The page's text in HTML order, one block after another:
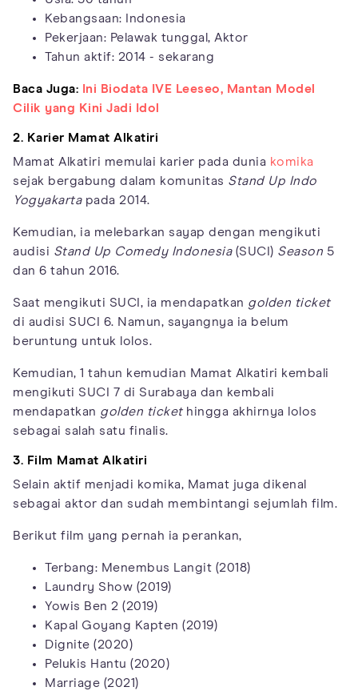
Kebangsaan: Indonesia
Pekerjaan: Pelawak tunggal, Aktor
Tahun aktif: 2014 - sekarang
Baca Juga: Ini Biodata IVE Leeseo, Mantan Model
Cilik yang Kini Jadi Idol
2. Karier Mamat Alkatiri
Mamat Alkatiri memulai karier pada dunia komika
sejak bergabung dalam komunitas Stand Up Indo
Yogyakartapada 2014.
Kemudian, ia melebarkan sayap dengan mengikuti
audisi Stand Up Comedy Indonesia(SUCI) Season 5
dan 6 tahun 2016.
Saat mengikuti SUCI, ia mendapatkan golden ticket
di audisi SUCI 6. Namun, sayangnya ia belum
beruntung untuk lolos.
Kemudian, 1 tahun kemudian Mamat Alkatiri kembali
mengikuti SUCI 7 di Surabaya dan kembali
mendapatkan golden tickethingga akhirnya lolos
sebagai salah satu finalis.
3. Film Mamat Alkatiri
Selain aktif menjadi komika, Mamat juga dikenal
sebagai aktor dan sudah membintangi sejumlah film.
Berikut film yang pernah ia perankan,
Terbang: Menembus Langit (2018)
Laundry Show (2019)
Yowis Ben 2 (2019)
Kapal Goyang Kapten (2019)
Dignite (2020)
Pelukis Hantu (2020)
Marriage (2021)